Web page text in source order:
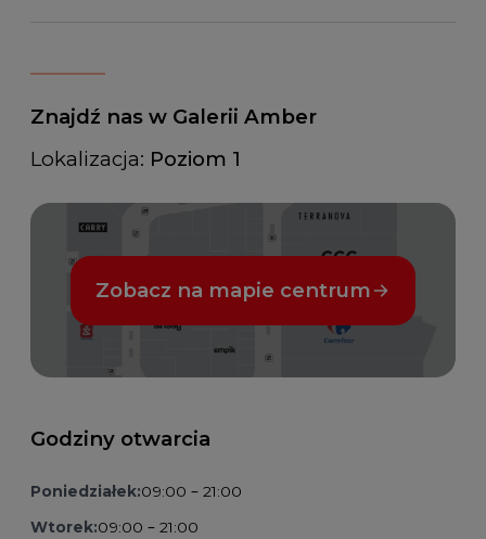
Znajdź nas w Galerii Amber
Lokalizacja: Poziom 1
Zobacz na mapie centrum
Godziny otwarcia
Poniedziałek:09:00 – 21:00
Wtorek:09:00 – 21:00